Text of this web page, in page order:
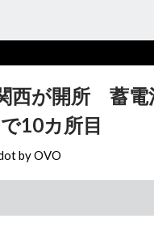
西が開所 蓄電
10カ所目
by OVO